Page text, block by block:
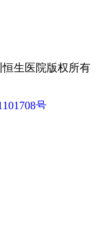
恒生医院版权所有
号